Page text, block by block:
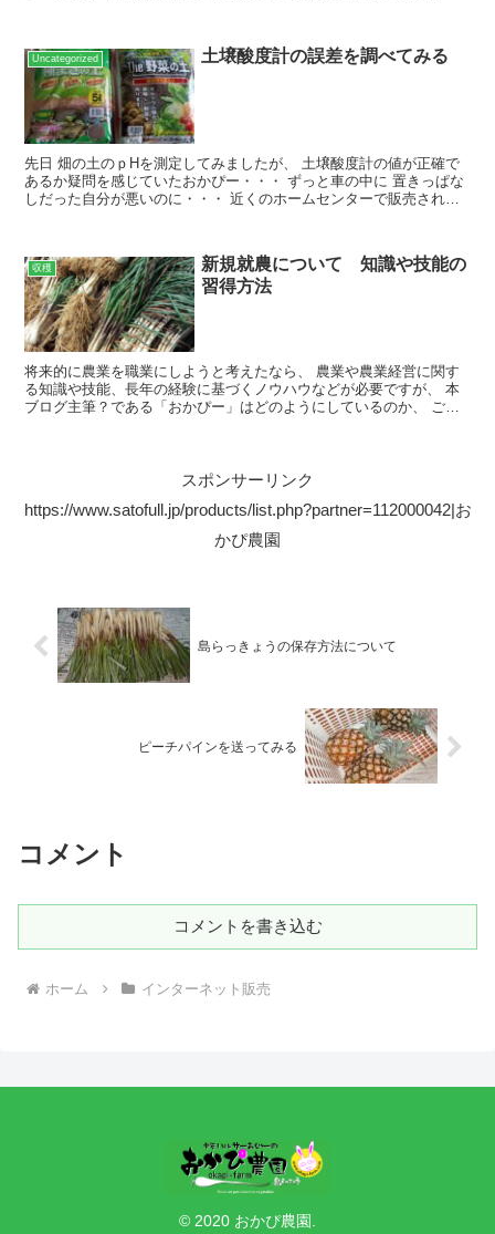
Uncategorized 土壌酸度計の誤差を調べてみる
先日 畑の土のｐHを測定してみましたが、 土壌酸度計の値が正確で
あるか疑問を感じていたおかぴー・・・ ずっと車の中に 置きっぱな
しだった自分が悪いのに・・・ 近くのホームセンターで販売されて
収穫
新規就農について 知識や技能の
習得方法
将来的に農業を職業にしようと考えたなら、 農業や農業経営に関す
る知識や技能、長年の経験に基づくノウハウなどが必要ですが、 本
ブログ主筆？である「おかぴー」はどのようにしているのか、 ご紹
スポンサーリンク
https://www.satofull.jp/products/list.php?partner=112000042|お
かぴ農園
島らっきょうの保存方法について
ピーチパインを送ってみる
コメント
コメントを書き込む
ホーム インターネット販売
© 2020 おかぴ農園.